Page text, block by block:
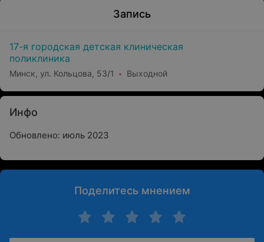
Запись
17-я городская детская клиническая
поликлиника
Минск, ул. Кольцова, 53/1 Выходной
Инфо
Обновлено: июль 2023
Поделитесь мнением